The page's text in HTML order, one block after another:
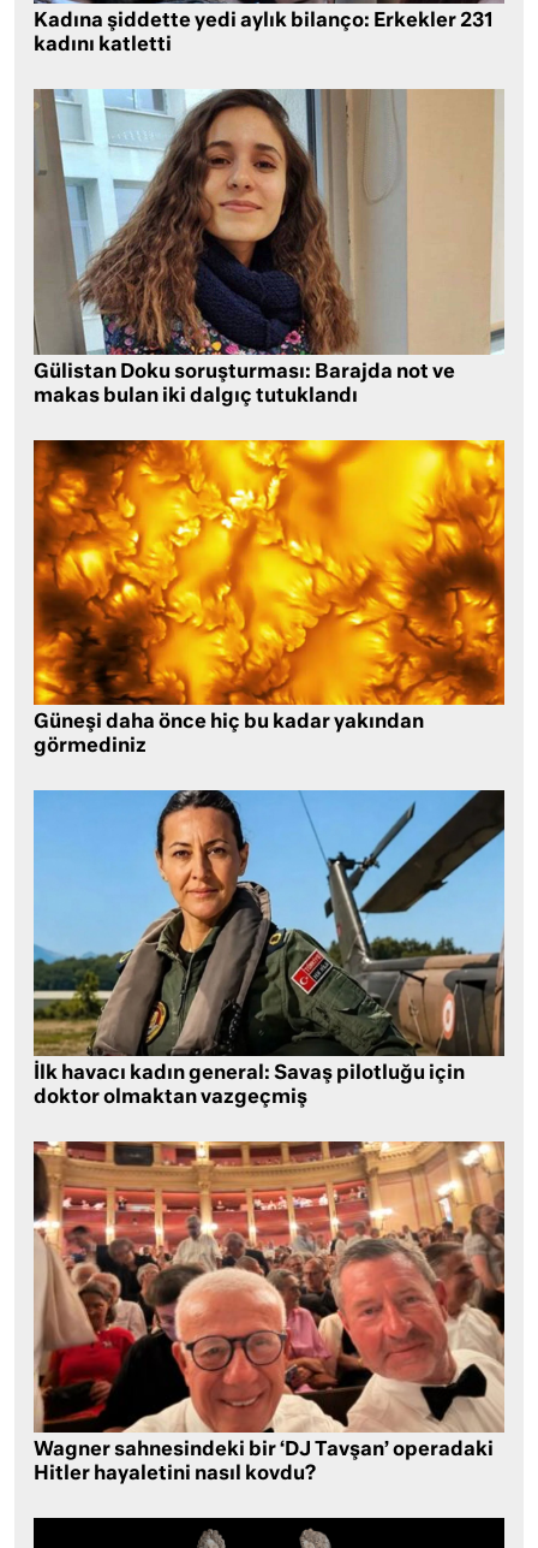
Kadına şiddette yedi aylık bilanço: Erkekler 231
kadını katletti
Gülistan Doku soruşturması: Barajda not ve
makas bulan iki dalgıç tutuklandı
Güneşi daha önce hiç bu kadar yakından
görmediniz
İlk havacı kadın general: Savaş pilotluğu için
doktor olmaktan vazgeçmiş
Wagner sahnesindeki bir ‘DJ Tavşan’ operadaki
Hitler hayaletini nasıl kovdu?